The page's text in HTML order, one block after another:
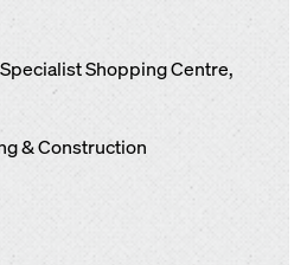
Shopping Centre,
& Construction